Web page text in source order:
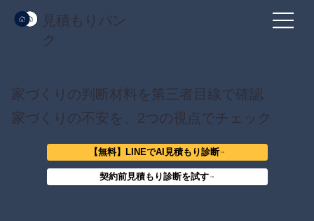
見積もりバン
ク
家づくりの判断材料を第三者目線で確認
家づくりの不安を、2つの視点でチェック
【無料】LINEでAI見積もり診断
契約前見積もり診断を試す